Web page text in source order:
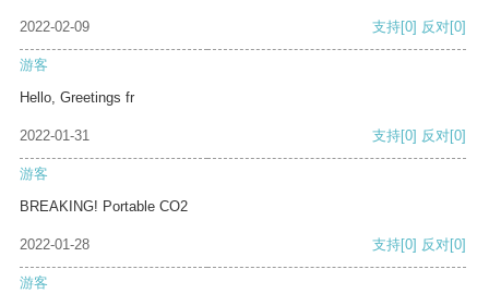
2022-02-09 支持[0] 反对[0]
游客
Hello, Greetings fr
2022-01-31 支持[0] 反对[0]
游客
BREAKING! Portable CO2
2022-01-28 支持[0] 反对[0]
游客